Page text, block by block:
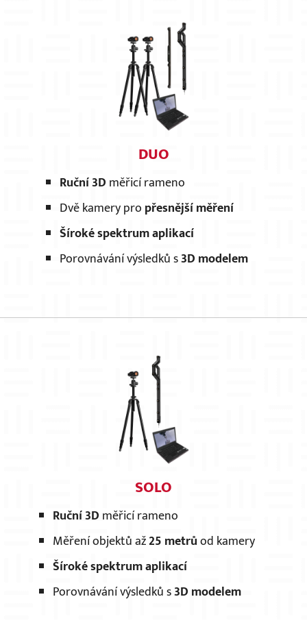
DUO
Ruční 3D měřicí rameno
Dvě kamery pro přesnější měření
Šíroké spektrum aplikací
Porovnávání výsledků s3D modelem
SOLO
Ruční 3D měřicí rameno
Měření objektů až25 metrůod kamery
Šíroké spektrum aplikací
Porovnávání výsledků s3D modelem